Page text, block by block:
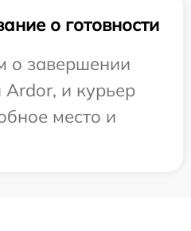
о готовности
завершении
Ardor, и курьер
место и